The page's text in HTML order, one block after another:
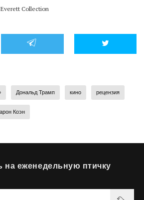
Collection
Дональд Трамп кино рецензия
Коэн
на еженедельную птичку